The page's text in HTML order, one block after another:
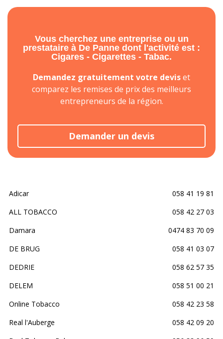
Vous cherchez une entreprise ou un
prestataire à De Panne dont l'activité est :
Cigares - Cigarettes - Tabac.
Demandez gratuitement votre deviset
comparez les remises de prix des meilleurs
entrepreneurs de la région.
Demander un devis
Adicar
058 41 19 81
ALL TOBACCO
058 42 27 03
Damara
0474 83 70 09
DE BRUG
058 41 03 07
DEDRIE
058 62 57 35
DELEM
058 51 00 21
Online Tobacco
058 42 23 58
Real l'Auberge
058 42 09 20